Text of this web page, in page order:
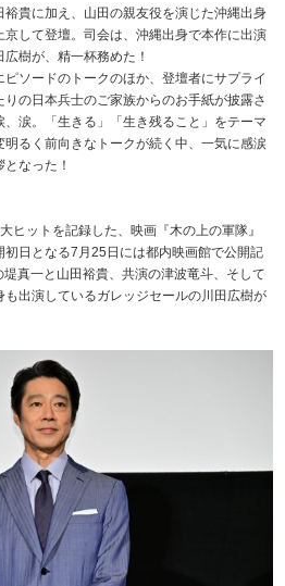
貴に加え、山田の親友役を演じた沖縄出身
して登壇。司会は、沖縄出身で本作に出演
樹が、精一杯務めた！
ソードのトークのほか、登壇者にサプライ
の日本兵士のご家族からのお手紙が披露さ
涙。「生きる」「生き残ること」をテーマ
るく前向きなトークが続く中、一気に感涙
なった！
ヒットを記録した、映画『木の上の軍隊』
日となる7月25日には都内映画館で公開記
真一と山田裕貴、共演の津波竜斗、そして
出演しているガレッジセールの川田広樹が